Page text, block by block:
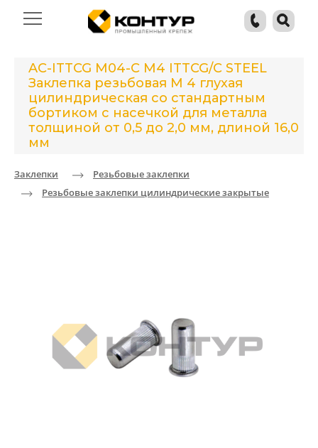
AC-ITTCG M04-C M4 ITTCG/C STEEL
Заклепка резьбовая М 4 глухая
цилиндрическая со стандартным
бортиком с насечкой для металла
толщиной от 0,5 до 2,0 мм, длиной 16,0
мм
Заклепки
Резьбовые заклепки
Резьбовые заклепки цилиндрические закрытые